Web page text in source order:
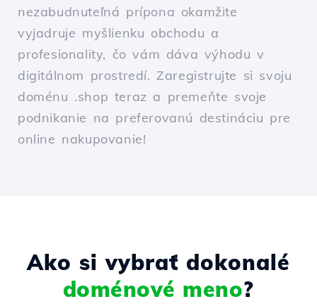
nezabudnuteľná prípona okamžite
vyjadruje myšlienku obchodu a
profesionality, čo vám dáva výhodu v
digitálnom prostredí. Zaregistrujte si svoju
doménu .shop teraz a premeňte svoje
podnikanie na preferovanú destináciu pre
online nakupovanie!
Ako si vybrať dokonalé
doménové meno?